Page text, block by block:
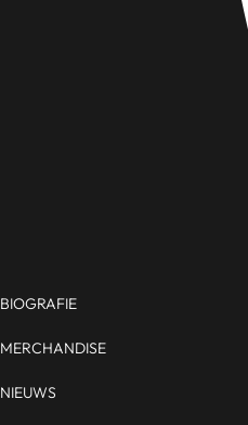
BIOGRAFIE
MERCHANDISE
NIEUWS